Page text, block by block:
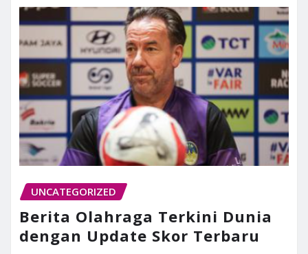
UNCATEGORIZED
Berita Olahraga Terkini Dunia
dengan Update Skor Terbaru